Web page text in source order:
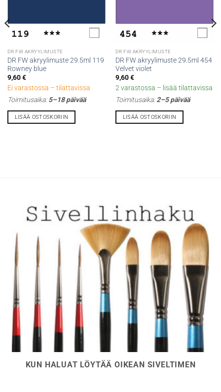
DR FW AKRYYLIMUSTE
DR FW akryylimuste 29.5ml 119
Rowney blue
9,60€
Ei varastossa – tilattavissa
Toimitusaika:5–18 päivää
LISÄÄ OSTOSKORIIN
DR FW AKRYYLIMUSTE
DR FW akryylimuste 29.5ml 454
Velvet violet
9,60€
2 varastossa – lisää tilattavissa
Toimitusaika:2–5 päivää
LISÄÄ OSTOSKORIIN
KUN HALUAT LÖYTÄÄ OIKEAN SIVELTIMEN